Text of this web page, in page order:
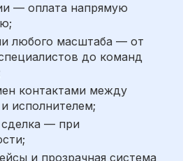
— оплата напрямую
любого масштаба — от
до команд
контактами между
исполнителем;
сделка — при
и прозрачная система